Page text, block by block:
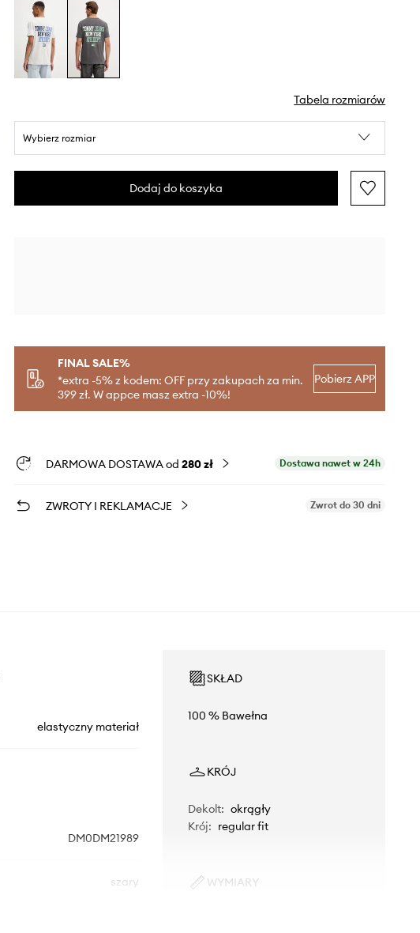
Tabela rozmiarów
Wybierz rozmiar
Dodaj do koszyka
FINAL SALE%
*extra -5% z kodem: OFF przy zakupach za min.
399 zł. W appce masz extra -10%!
Pobierz APP
DARMOWA DOSTAWA od 280 zł Dostawa nawet w 24h
ZWROTY I REKLAMACJE Zwrot do 30 dni
elastyczny materiał
DM0DM21989
szary
SKŁAD
100 % Bawełna
KRÓJ
Dekolt: okrągły
Krój: regular fit
WYMIARY